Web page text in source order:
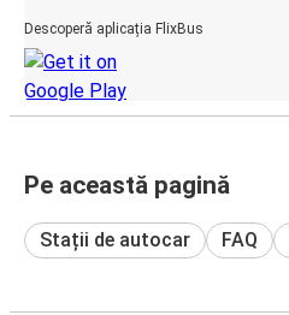
Descoperă aplicația FlixBus
Pe această pagină
Stații de autocar FAQ